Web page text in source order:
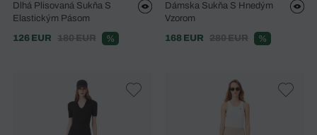
Dlhá Plisovaná Sukňa S
Elastickým Pásom
126 EUR
180 EUR %
Dámska Sukňa S Hnedým
Vzorom
168 EUR
280 EUR %